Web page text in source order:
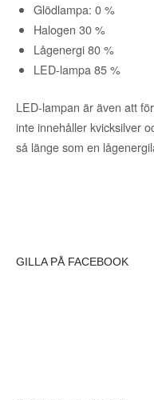
Glödlampa: 0 %
Halogen 30 %
Lågenergi 80 %
LED-lampa 85 %
LED-lampan är även att
inte innehåller kvicksilver
så länge som en
GILLA PÅ FACEBOOK